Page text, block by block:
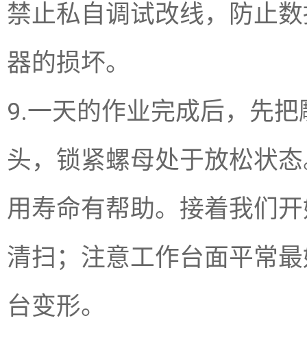
禁止私自调试改线，防止
器的损坏。
9.一天的作业完成后，先
头，锁紧螺母处于放松状
用寿命有帮助。接着我们
清扫；注意工作台面平常
台变形。